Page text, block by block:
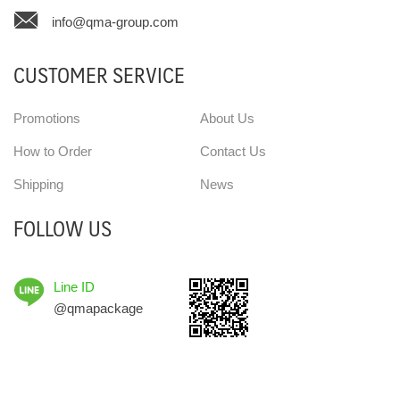
info@qma-group.com
CUSTOMER SERVICE
Promotions
How to Order
Shipping
About Us
Contact Us
News
FOLLOW US
Line ID
@qmapackage